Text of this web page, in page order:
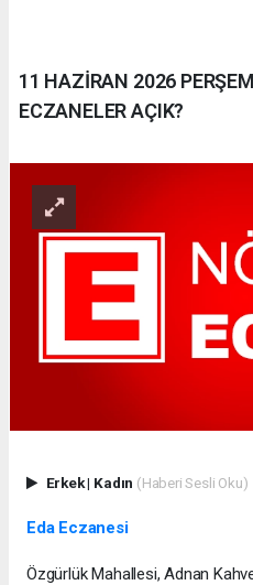
11 HAZİRAN 2026
ECZANELER AÇIK?
Erkek| Kadın (Haberi Sesli Oku)
Eda Eczanesi
Özgürlük Mahallesi, Adnan